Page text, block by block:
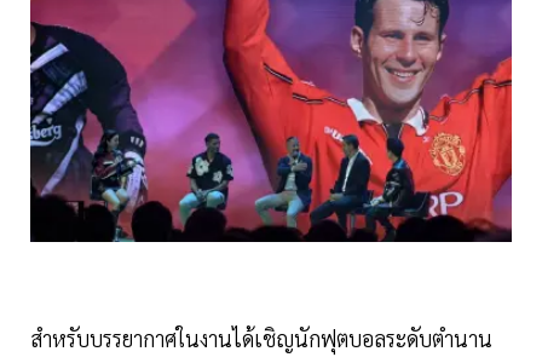
สำหรับบรรยากาศในงานได้เชิญนักฟุตบอลระดับตำนาน